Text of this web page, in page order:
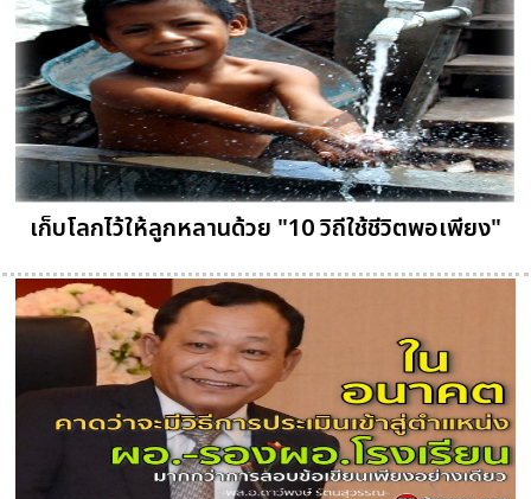
เก็บโลกไว้ให้ลูกหลานด้วย "10 วิถีใช้ชีวิตพอเพียง"